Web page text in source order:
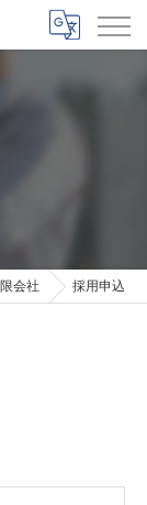
会社 採用申込